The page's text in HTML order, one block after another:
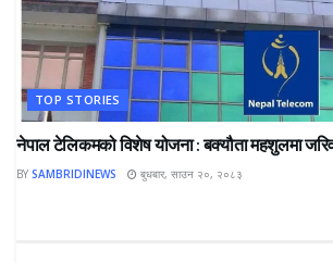
TOP STORIES
नेपाल टेलिकमको विशेष योजना : बक्यौता महशुलमा
BY SAMBRIDINEWS बुधबार, साउन २०, २०८३